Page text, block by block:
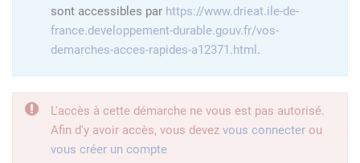
sont accessibles par https://www.drieat.ile-de-
france.developpement-durable.gouv.fr/vos-
demarches-acces-rapides-a12371.html .
L'accès à cette démarche ne vous est pas autorisé.
Afin d'y avoir accès, vous devez vous connecter ou
vous créer un compte